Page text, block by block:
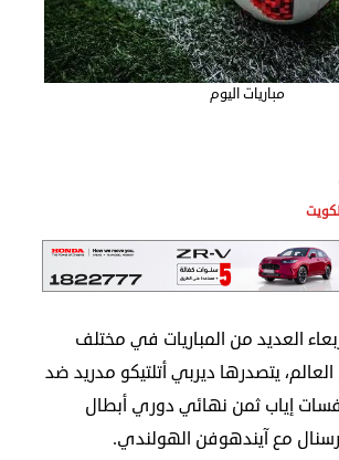
مباريات اليوم
العديد من المباريات في مختلف
يتصدرها ديربي أتلتيكو مدريد ضد
إياب ثمن نهائي دوري أبطال
أرسنال مع آيندهوفن الهولندي.